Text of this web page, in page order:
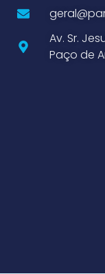
Av. Sr.
Paço de